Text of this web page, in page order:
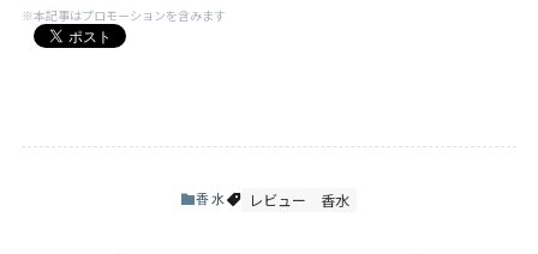
※本記事はプロモーションを含みます
香水 レビュー 香水